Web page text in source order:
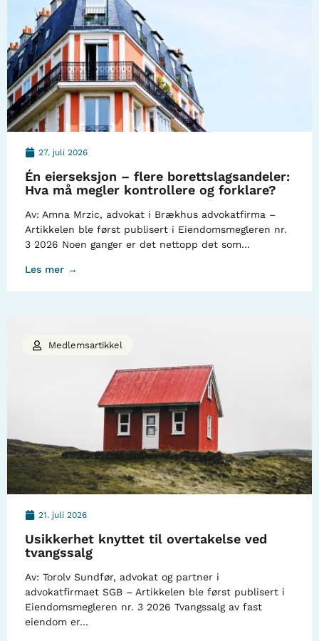
27. juli 2026
Én eierseksjon – flere borettslagsandeler:
Hva må megler kontrollere og forklare?
Av: Amna Mrzic, advokat i Brækhus advokatfirma –
Artikkelen ble først publisert i Eiendomsmegleren nr.
3 2026 Noen ganger er det nettopp det som…
Les mer →
21. juli 2026
Usikkerhet knyttet til overtakelse ved
tvangssalg
Av: Torolv Sundfør, advokat og partner i
advokatfirmaet SGB – Artikkelen ble først publisert i
Eiendomsmegleren nr. 3 2026 Tvangssalg av fast
eiendom er…
Medlemsartikkel